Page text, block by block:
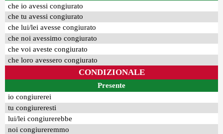
che io avessi congiurato
che tu avessi congiurato
che lui/lei avesse congiurato
che noi avessimo congiurato
che voi aveste congiurato
che loro avessero congiurato
CONDIZIONALE
Presente
io congiurerei
tu congiureresti
lui/lei congiurerebbe
noi congiureremmo